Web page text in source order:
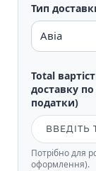
Тип
Total
доставку по
податки)
Потрібно для
оформлення).